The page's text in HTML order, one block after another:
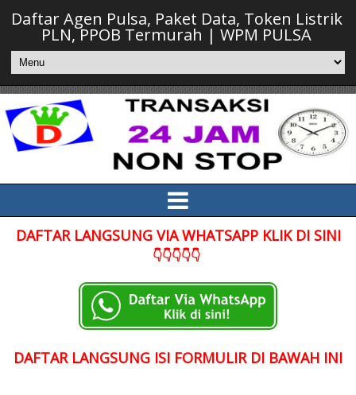
Daftar Agen Pulsa, Paket Data, Token Listrik
PLN, PPOB Termurah | WPM PULSA
DAFTAR LANGSUNG VIA WHATSAPP KLIK DI SINI
👇👇👇👇👇
DAFTAR LANGSUNG ISI FORMULIR DI BAWAH INI